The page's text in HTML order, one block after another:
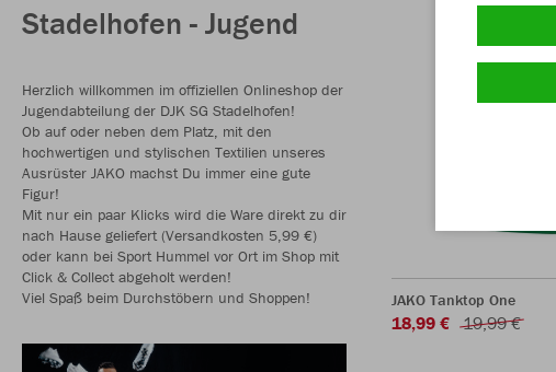
Stadelhofen - Jugend
Herzlich willkommen im offiziellen Onlineshop der
Jugendabteilung der DJK SG Stadelhofen!
Ob auf oder neben dem Platz, mit den
hochwertigen und stylischen Textilien unseres
Ausrüster JAKO machst Du immer eine gute
Figur!
Mit nur ein paar Klicks wird die Ware direkt zu dir
nach Hause geliefert (Versandkosten 5,99 €)
oder kann bei Sport Hummel vor Ort im Shop mit
Click & Collect abgeholt werden!
Viel Spaß beim Durchstöbern und Shoppen!
JAKO Tanktop One
18,99 € 19,99 €